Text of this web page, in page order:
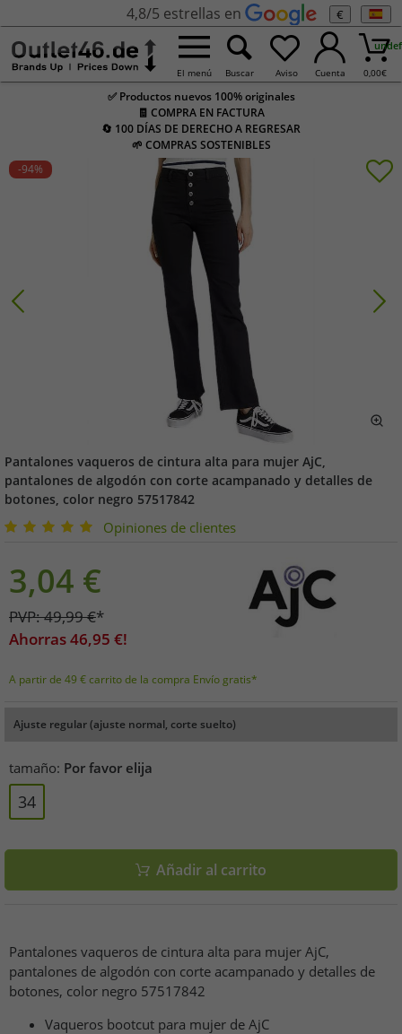
4,8/5 estrellas en €
El menú Buscar Aviso Cuenta 0,00€
✅ Productos nuevos 100% originales
🧾 COMPRA EN FACTURA
🔄 100 DÍAS DE DERECHO A REGRESAR
🌱 COMPRAS SOSTENIBLES
-94%
Pantalones vaqueros de cintura alta para mujer AjC,
pantalones de algodón con corte acampanado y detalles de
botones, color negro 57517842
Opiniones de clientes
3,04 €
PVP:49,99€*
Ahorras46,95 €!
A partir de 49 € carrito de la compra Envío gratis*
Ajuste regular (ajuste normal, corte suelto)
tamaño: Por favor elija
34
Añadir al carrito
Pantalones vaqueros de cintura alta para mujer AjC,
pantalones de algodón con corte acampanado y detalles de
botones, color negro 57517842
Vaqueros bootcut para mujer de AjC